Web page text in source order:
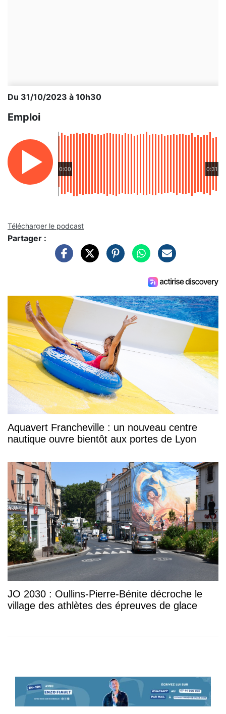
Du 31/10/2023 à 10h30
Emploi
0:00 0:31
Télécharger le podcast
Partager :
Aquavert Francheville : un nouveau centre
nautique ouvre bientôt aux portes de Lyon
JO 2030 : Oullins-Pierre-Bénite décroche le
village des athlètes des épreuves de glace